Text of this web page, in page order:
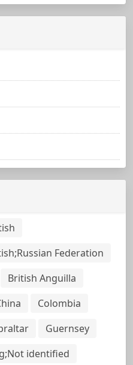
Federation
British Anguilla
Colombia
Guernsey
identified